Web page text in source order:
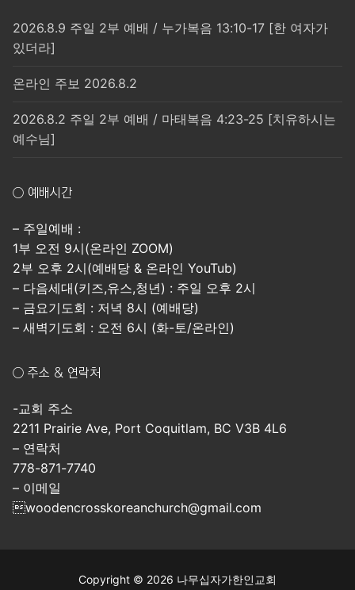
2026.8.9 주일 2부 예배 / 누가복음 13:10-17 [한 여자가
있더라]
온라인 주보 2026.8.2
2026.8.2 주일 2부 예배 / 마태복음 4:23-25 [치유하시는
예수님]
○ 예배시간
– 주일예배 :
1부 오전 9시(온라인 ZOOM)
2부 오후 2시(예배당 & 온라인 YouTub)
– 다음세대(키즈,유스,청년) : 주일 오후 2시
– 금요기도회 : 저녁 8시 (예배당)
– 새벽기도회 : 오전 6시 (화-토/온라인)
○ 주소 & 연락처
-교회 주소
2211 Prairie Ave, Port Coquitlam, BC V3B 4L6
– 연락처
778-871-7740
– 이메일
woodencrosskoreanchurch@gmail.com
Copyright © 2026 나무십자가한인교회